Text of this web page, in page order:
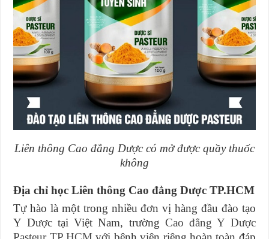
Liên thông Cao đẳng Dược có mở được quầy thuốc
không
Địa chỉ học Liên thông Cao đẳng Dược TP.HCM
Tự hào là một trong nhiều đơn vị hàng đầu đào tạo
Y Dược tại Việt Nam, trường Cao đẳng Y Dược